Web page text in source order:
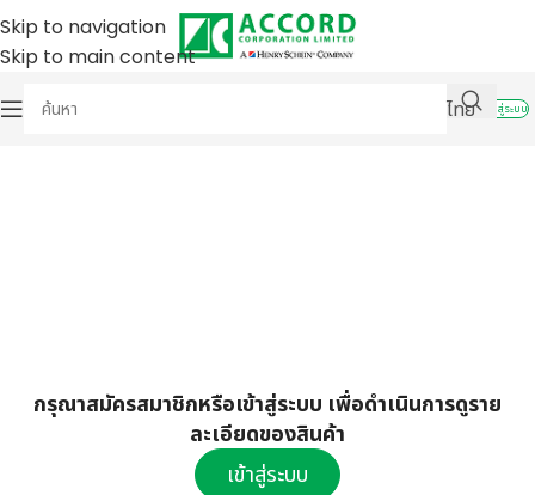
Skip to navigation
Skip to main content
ไทย
เข้าสู่ระบบ
กรุณาสมัครสมาชิกหรือเข้าสู่ระบบ เพื่อดำเนินการดูราย
ละเอียดของสินค้า
เข้าสู่ระบบ